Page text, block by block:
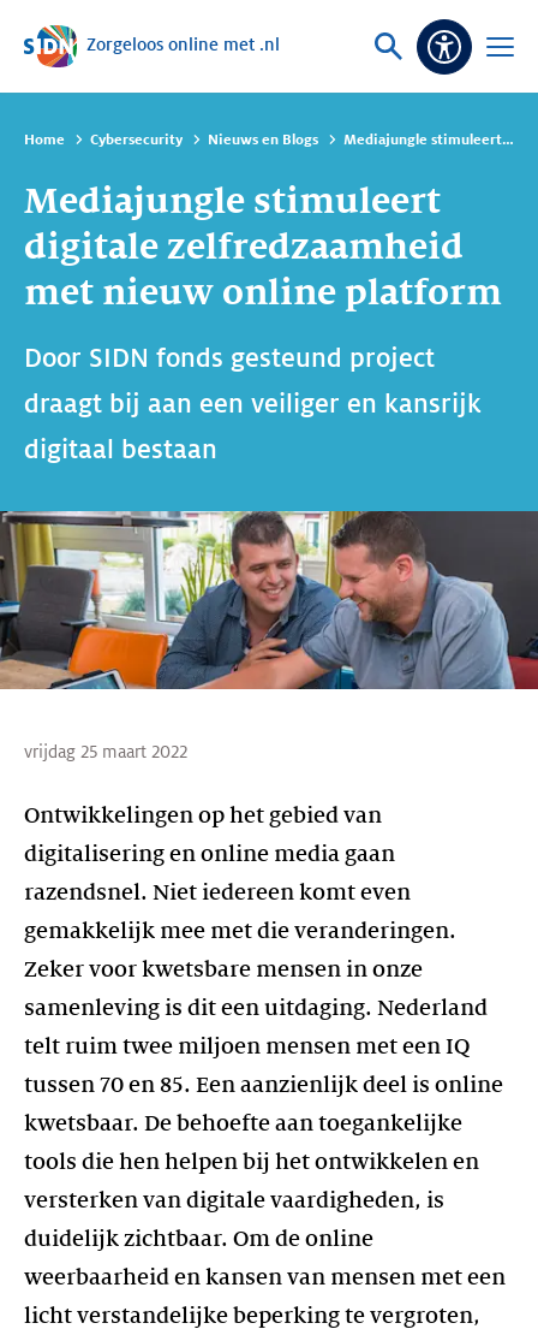
Sla navigatie over
Zorgeloos online met .nl
Vraag
Open
Home Cybersecurity Nieuws en Blogs Mediajungle stimuleert digitale zelfredzaamheid met nieuw online platform
Mediajungle stimuleert
digitale zelfredzaamheid
met nieuw online platform
Door SIDN fonds gesteund project
draagt bij aan een veiliger en kansrijk
digitaal bestaan
vrijdag 25 maart 2022
Ontwikkelingen op het gebied van
digitalisering en online media gaan
razendsnel. Niet iedereen komt even
gemakkelijk mee met die veranderingen.
Zeker voor kwetsbare mensen in onze
samenleving is dit een uitdaging. Nederland
telt ruim twee miljoen mensen met een IQ
tussen 70 en 85. Een aanzienlijk deel is online
kwetsbaar. De behoefte aan toegankelijke
tools die hen helpen bij het ontwikkelen en
versterken van digitale vaardigheden, is
duidelijk zichtbaar. Om de online
weerbaarheid en kansen van mensen met een
licht verstandelijke beperking te vergroten,